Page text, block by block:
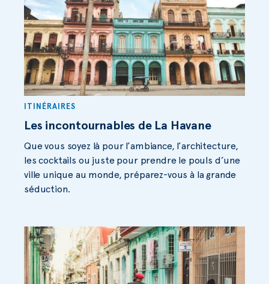
ITINÉRAIRES
Les incontournables de La Havane
Que vous soyez là pour l’ambiance, l’architecture,
les cocktails ou juste pour prendre le pouls d’une
ville unique au monde, préparez-vous à la grande
séduction.